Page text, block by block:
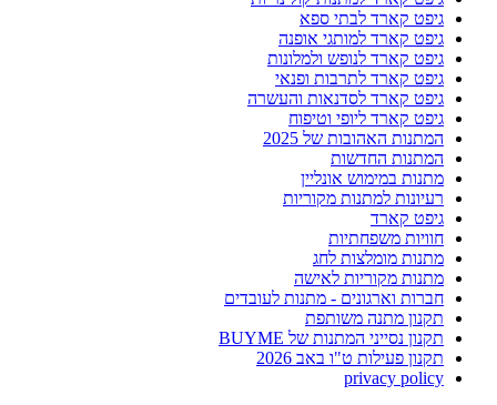
גיפט קארד לבתי ספא
גיפט קארד למותגי אופנה
גיפט קארד לנופש ולמלונות
גיפט קארד לתרבות ופנאי
גיפט קארד לסדנאות והעשרה
גיפט קארד ליופי וטיפוח
המתנות האהובות של 2025
המתנות החדשות
מתנות במימוש אונליין
רעיונות למתנות מקוריות
גיפט קארד
חוויות משפחתיות
מתנות מומלצות לחג
מתנות מקוריות לאישה
חברות וארגונים - מתנות לעובדים
תקנון מתנה משותפת
תקנון נסייני המתנות של BUYME
תקנון פעילות ט"ו באב 2026
privacy policy